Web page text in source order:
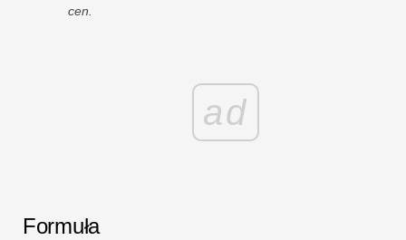
cen.
ad
Formuła